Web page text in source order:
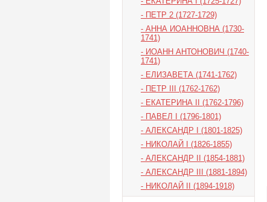
ПЕТР 2 (1727-1729)
АННА ИОАННОВНА (1730-
1741)
ИОАНН АНТОНОВИЧ (1740-
1741)
ЕЛИЗАВЕТА (1741-1762)
ПЕТР III (1762-1762)
ЕКАТЕРИНА II (1762-1796)
ПАВЕЛ I (1796-1801)
АЛЕКСАНДР I (1801-1825)
НИКОЛАЙ I (1826-1855)
АЛЕКСАНДР II (1854-1881)
АЛЕКСАНДР III (1881-1894)
НИКОЛАЙ II (1894-1918)